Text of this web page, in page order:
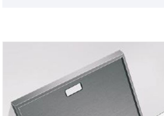
ເລືອກການປັບແຕ່ງ, ຊ່ວຍໃຫ້ທ່ານສາ
ຕັ້ງຄ່າແລະລັກສະນະຂອງອ່າງລ້າງຂອງ
ເພີ່ມເຕີມສ່ວນບຸກຄົນແລະທັນສະໄຫມ
ເລືອກ MNBAM ເພື່ອສຳຜັດກັບກາ
ຂອງນະວັດຕະກໍາ ແລະ ການປັບແ